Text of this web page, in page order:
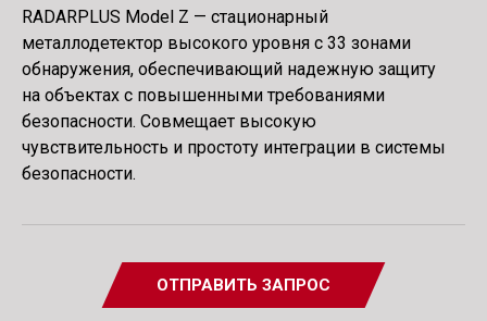
RADARPLUS Model Z — стационарный
металлодетектор высокого уровня с 33 зонами
обнаружения, обеспечивающий надежную защиту
на объектах с повышенными требованиями
безопасности. Совмещает высокую
чувствительность и простоту интеграции в системы
безопасности.
ОТПРАВИТЬ ЗАПРОС